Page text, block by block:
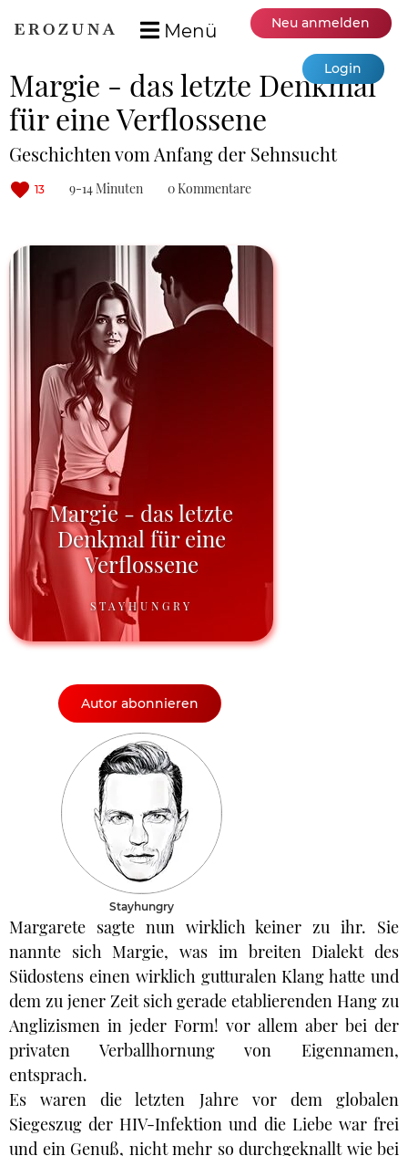
Menü Neu anmelden
Login
Margie - das letzte Denkmal
für eine Verflossene
Geschichten vom Anfang der Sehnsucht
13 9-14 Minuten 0 Kommentare
Margie - das letzte
Denkmal für eine
Verflossene
STAYHUNGRY
Autor abonnieren
Stayhungry
Margarete sagte nun wirklich keiner zu ihr. Sie
nannte sich Margie, was im breiten Dialekt des
Südostens einen wirklich gutturalen Klang hatte und
dem zu jener Zeit sich gerade etablierenden Hang zu
Anglizismen in jeder Form! vor allem aber bei der
privaten Verballhornung von Eigennamen,
entsprach.
Es waren die letzten Jahre vor dem globalen
Siegeszug der HIV-Infektion und die Liebe war frei
und ein Genuß, nicht mehr so durchgeknallt wie bei